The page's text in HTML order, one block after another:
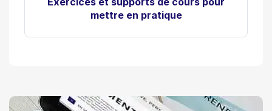
mettre en pratique